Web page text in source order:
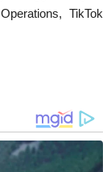
TikTok